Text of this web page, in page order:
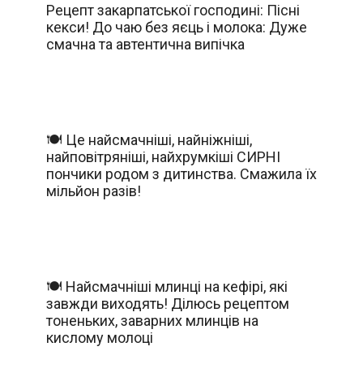
Рецепт закарпатської господині: Пісні
кекси! До чаю без яєць і молока: Дуже
смачна та автентична випічка
🍽️ Це найсмачніші, найніжніші,
найповітряніші, найхрумкіші СИРНІ
пончики родом з дитинства. Смажила їх
мільйон разів!
🍽️ Найсмачніші млинці на кефірі, які
завжди виходять! Ділюсь рецептом
тоненьких, заварних млинців на
кислому молоці